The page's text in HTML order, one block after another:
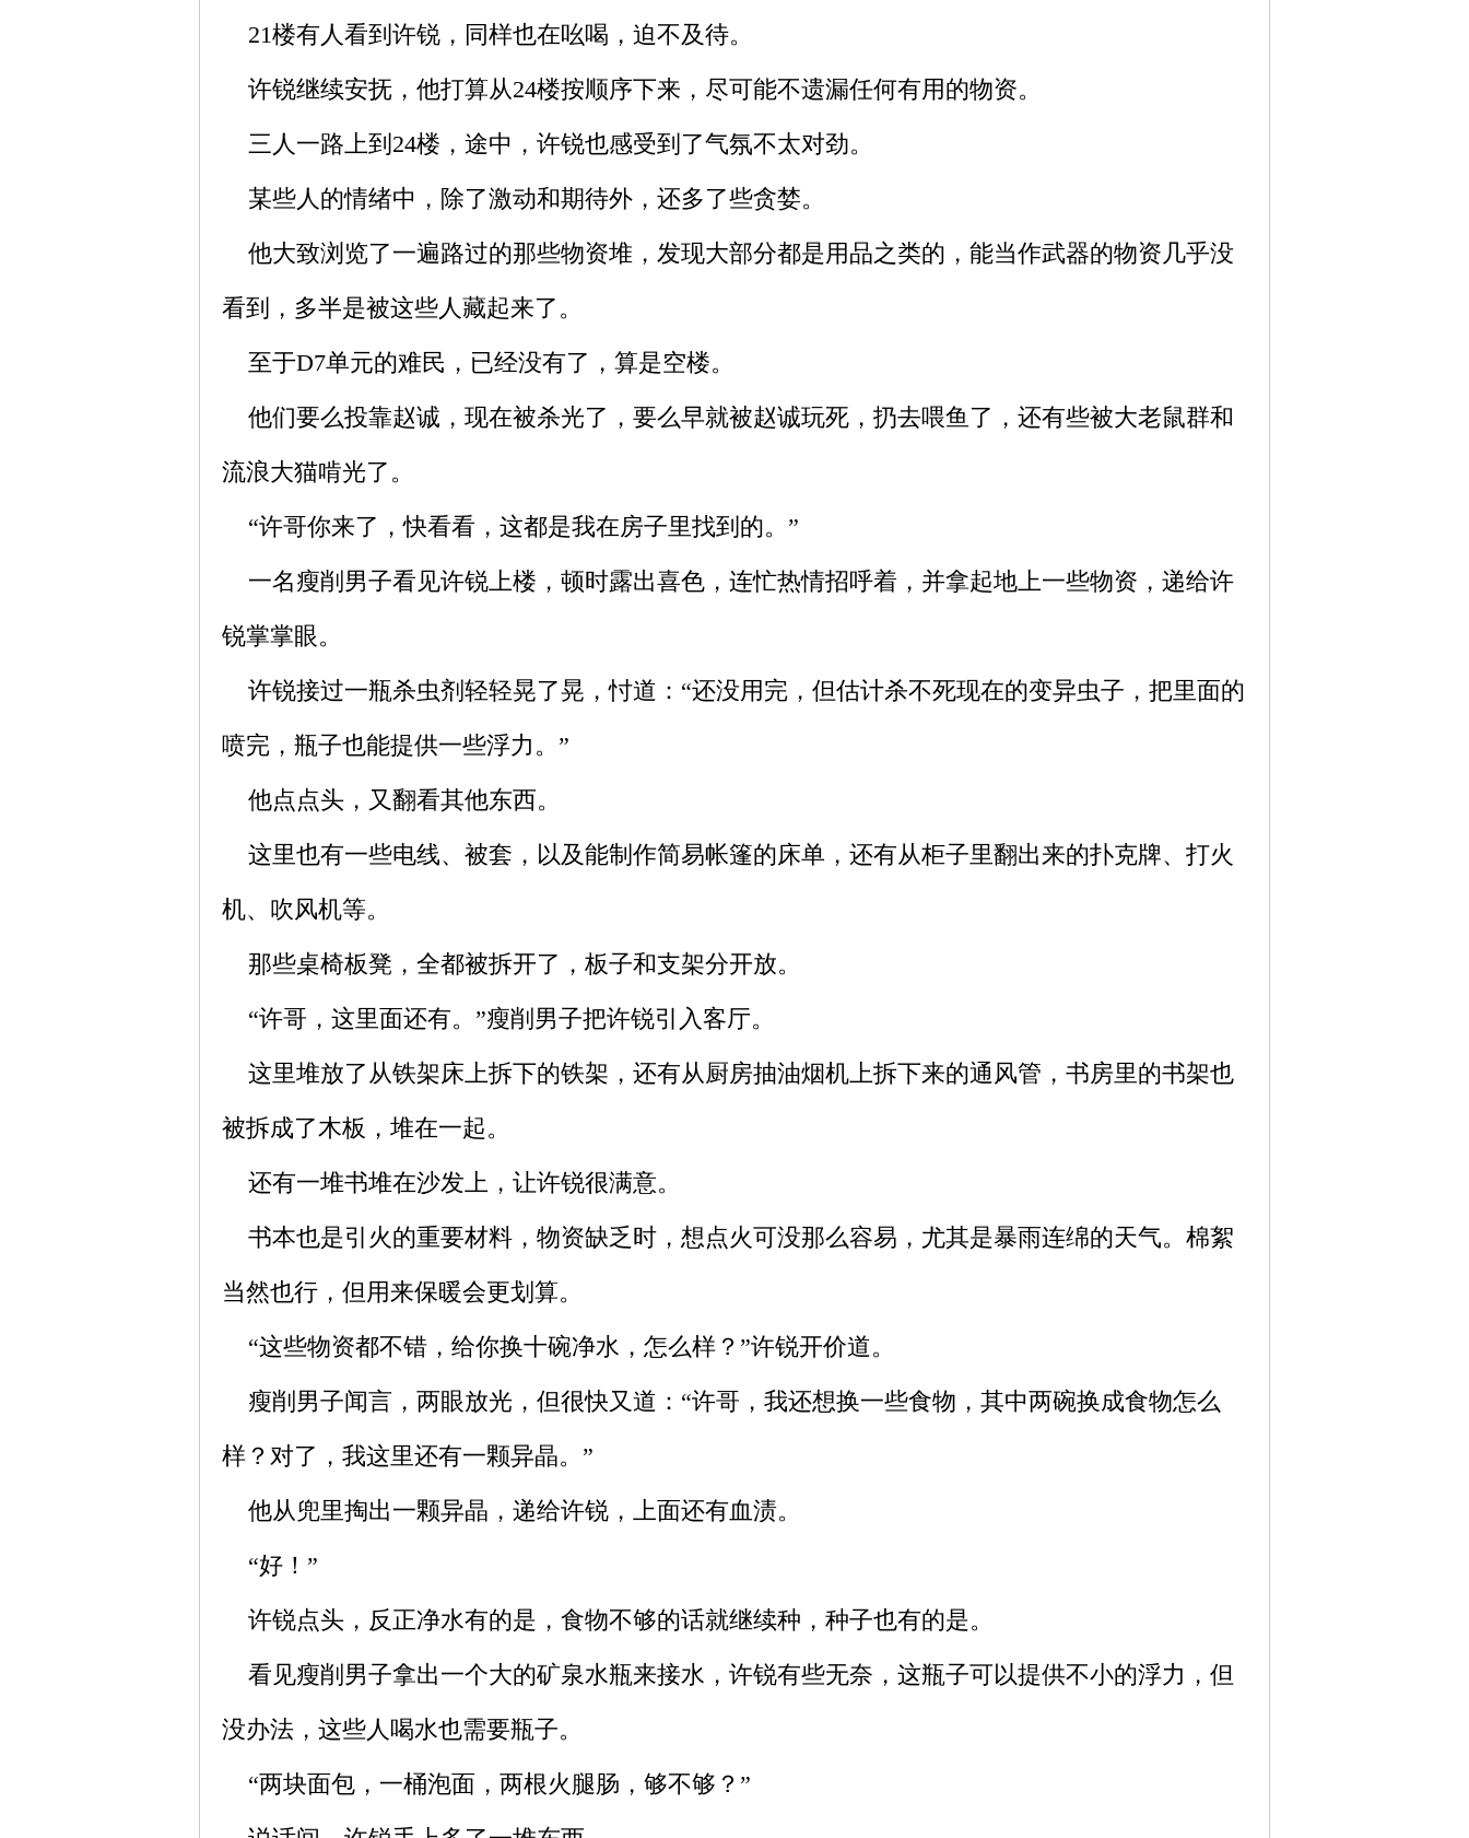
21楼有人看到许锐，同样也在吆喝，迫不及待。
许锐继续安抚，他打算从24楼按顺序下来，尽可能不遗漏任何有用的物资。
三人一路上到24楼，途中，许锐也感受到了气氛不太对劲。
某些人的情绪中，除了激动和期待外，还多了些贪婪。
他大致浏览了一遍路过的那些物资堆，发现大部分都是用品之类的，能当作武器的物资几乎没
看到，多半是被这些人藏起来了。
至于D7单元的难民，已经没有了，算是空楼。
他们要么投靠赵诚，现在被杀光了，要么早就被赵诚玩死，扔去喂鱼了，还有些被大老鼠群和
流浪大猫啃光了。
“许哥你来了，快看看，这都是我在房子里找到的。”
一名瘦削男子看见许锐上楼，顿时露出喜色，连忙热情招呼着，并拿起地上一些物资，递给许
锐掌掌眼。
许锐接过一瓶杀虫剂轻轻晃了晃，忖道：“还没用完，但估计杀不死现在的变异虫子，把里面的
喷完，瓶子也能提供一些浮力。”
他点点头，又翻看其他东西。
这里也有一些电线、被套，以及能制作简易帐篷的床单，还有从柜子里翻出来的扑克牌、打火
机、吹风机等。
那些桌椅板凳，全都被拆开了，板子和支架分开放。
“许哥，这里面还有。”瘦削男子把许锐引入客厅。
这里堆放了从铁架床上拆下的铁架，还有从厨房抽油烟机上拆下来的通风管，书房里的书架也
被拆成了木板，堆在一起。
还有一堆书堆在沙发上，让许锐很满意。
书本也是引火的重要材料，物资缺乏时，想点火可没那么容易，尤其是暴雨连绵的天气。棉絮
当然也行，但用来保暖会更划算。
“这些物资都不错，给你换十碗净水，怎么样？”许锐开价道。
瘦削男子闻言，两眼放光，但很快又道：“许哥，我还想换一些食物，其中两碗换成食物怎么
样？对了，我这里还有一颗异晶。”
他从兜里掏出一颗异晶，递给许锐，上面还有血渍。
“好！”
许锐点头，反正净水有的是，食物不够的话就继续种，种子也有的是。
看见瘦削男子拿出一个大的矿泉水瓶来接水，许锐有些无奈，这瓶子可以提供不小的浮力，但
没办法，这些人喝水也需要瓶子。
“两块面包，一桶泡面，两根火腿肠，够不够？”